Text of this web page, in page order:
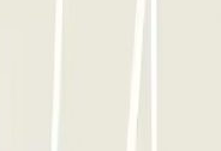
ou attendre si le parking
l'ensemble du
sur